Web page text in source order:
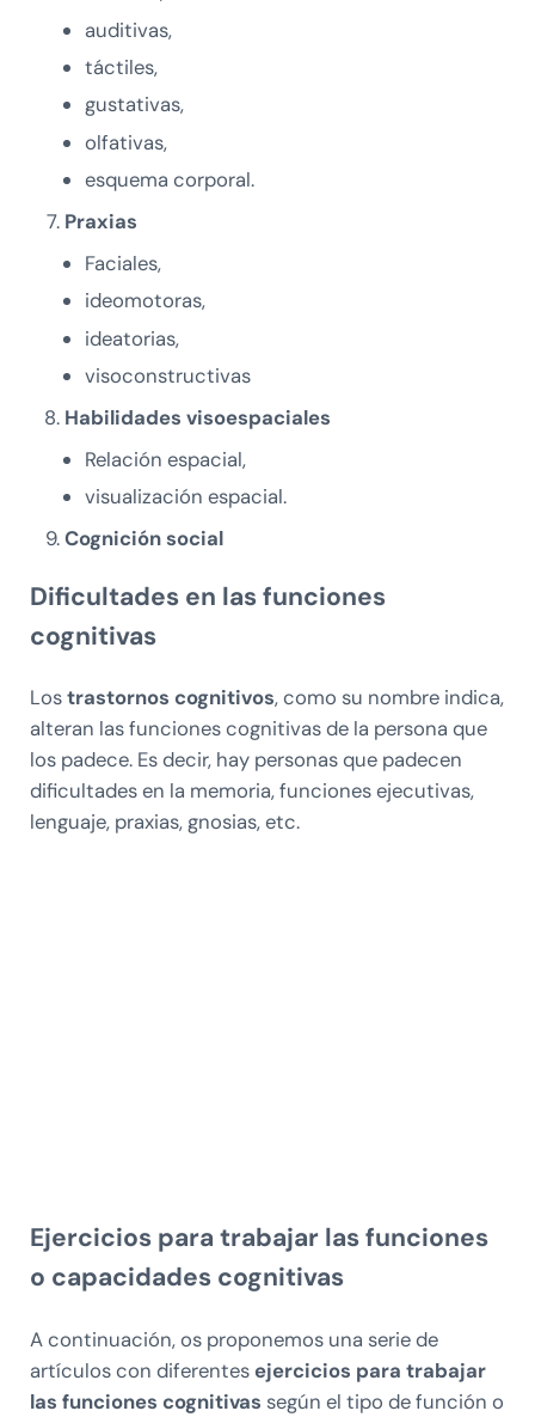
auditivas,
táctiles,
gustativas,
olfativas,
esquema corporal.
Praxias
Faciales,
ideomotoras,
ideatorias,
visoconstructivas
Habilidades visoespaciales
Relación espacial,
visualización espacial.
Cognición social
Dificultades en las funciones
cognitivas
Lostrastornos cognitivos, como su nombre indica,
alteran las funciones cognitivas de la persona que
los padece. Es decir, hay personas que padecen
dificultades en la memoria, funciones ejecutivas,
lenguaje, praxias, gnosias, etc.
Ejercicios para trabajar las funciones
o capacidades cognitivas
A continuación, os proponemos una serie de
artículos con diferentes ejercicios para trabajar
las funciones cognitivas según el tipo de función o